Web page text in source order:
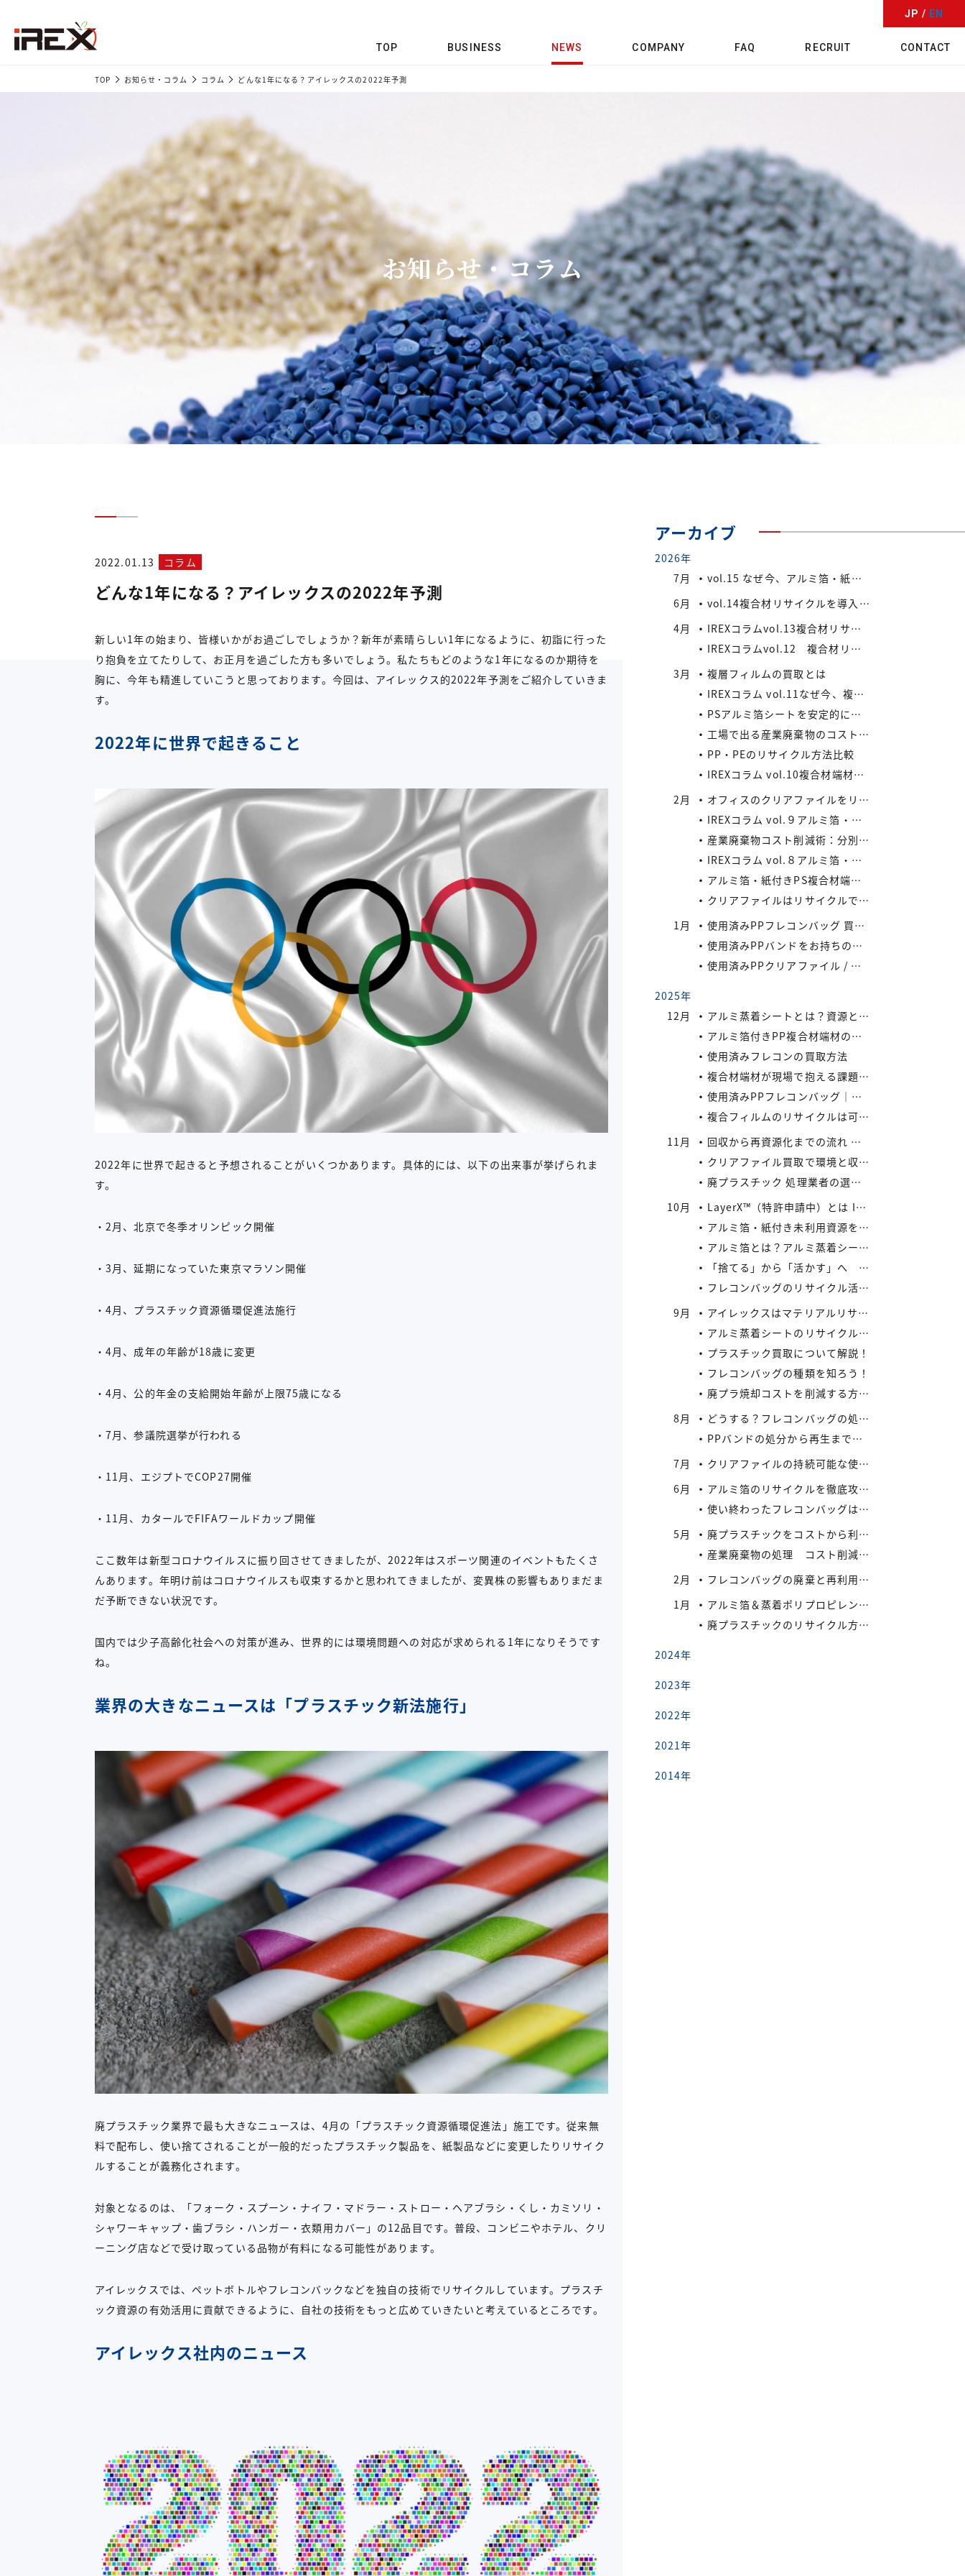
TOP BUSINESS NEWS COMPANY FAQ RECRUIT CONTACT
JP / EN
TOP お知らせ・コラム コラム どんな1年になる？アイレックスの2022年予測
お知らせ・コラム
2022.01.13 コラム
どんな1年になる？アイレックスの2022年予測
新しい1年の始まり、皆様いかがお過ごしでしょうか？新年が素晴らしい1年になるように、初詣に行った
り抱負を立てたりして、お正月を過ごした方も多いでしょう。私たちもどのような1年になるのか期待を
胸に、今年も精進していこうと思っております。今回は、アイレックス的2022年予測をご紹介していきま
す。
2022年に世界で起きること
2022年に世界で起きると予想されることがいくつかあります。具体的には、以下の出来事が挙げられま
す。
・2月、北京で冬季オリンピック開催
・3月、延期になっていた東京マラソン開催
・4月、プラスチック資源循環促進法施行
・4月、成年の年齢が18歳に変更
・4月、公的年金の支給開始年齢が上限75歳になる
・7月、参議院選挙が行われる
・11月、エジプトでCOP27開催
・11月、カタールでFIFAワールドカップ開催
ここ数年は新型コロナウイルスに振り回させてきましたが、2022年はスポーツ関連のイベントもたくさ
んあります。年明け前はコロナウイルスも収束するかと思われてきましたが、変異株の影響もありまだま
だ予断できない状況です。
国内では少子高齢化社会への対策が進み、世界的には環境問題への対応が求められる1年になりそうです
ね。
業界の大きなニュースは「プラスチック新法施行」
廃プラスチック業界で最も大きなニュースは、4月の「プラスチック資源循環促進法」施工です。従来無
料で配布し、使い捨てされることが一般的だったプラスチック製品を、紙製品などに変更したりリサイク
ルすることが義務化されます。
対象となるのは、「フォーク・スプーン・ナイフ・マドラー・ストロー・ヘアブラシ・くし・カミソリ・
シャワーキャップ・歯ブラシ・ハンガー・衣類用カバー」の12品目です。普段、コンビニやホテル、クリ
ーニング店などで受け取っている品物が有料になる可能性があります。
アイレックスでは、ペットボトルやフレコンバックなどを独自の技術でリサイクルしています。プラスチ
ック資源の有効活用に貢献できるように、自社の技術をもっと広めていきたいと考えているところです。
アイレックス社内のニュース
アーカイブ
2026年
7月
vol.15 なぜ今、アルミ箔・紙付きPS/PP複合材端材が注目されているのか
6月
vol.14複合材リサイクルを導入する際の検討ポイント
4月
IREXコラムvol.13複合材リサイクルにおける課題と今後の展望
IREXコラムvol.12 複合材リサイクルの将来性と市場拡大の可能性
3月
複層フィルムの買取とは
IREXコラム vol.11なぜ今、複合材リサイクルが注目されているのか
PSアルミ箔シートを安定的に処理したい業者様、当社が買い取ります！
工場で出る産業廃棄物のコスト削減法
PP・PEのリサイクル方法比較
IREXコラム vol.10複合材端材の安定供給がメーカーにもたらすメリット
2月
オフィスのクリアファイルをリサイクルしよう：コストと環境負荷を同時に減らす方法
IREXコラム vol.９アルミ箔・紙付きPS/PP複合材端材の回収スキームと全国対応体制
産業廃棄物コスト削減術：分別・リサイクル・資源化の徹底活用
IREXコラム vol.８アルミ箔・紙付きPS/PP複合材端材をより高く評価するために現場でできること
アルミ箔・紙付きPS複合材端材の評価ポイントIREXコラム vol.7
クリアファイルはリサイクルできる？
1月
使用済みPPフレコンバッグ 買取の流れと注意点
使用済みPPバンドをお持ちの業者様へ｜リサイクル・買取対応中
使用済みPPクリアファイル / 印刷等のある使用済みPPクリアファイルの再資源化とリサイクル方法
2025年
12月
アルミ蒸着シートとは？資源として有効活用しよう
アルミ箔付きPP複合材端材の保管・回収における実務上のポイントIREXコラム vol.6
使用済みフレコンの買取方法
複合材端材が現場で抱える課題IREXコラム vol.5
使用済みPPフレコンバッグ｜再利用でコスト削減と環境負荷軽減を実現
複合フィルムのリサイクルは可能か？
11月
回収から再資源化までの流れ ― アイレックスの一貫処理体制 IREXコラム vol.4
クリアファイル買取で環境と収益を同時にサポート！
廃プラスチック 処理業者の選び方
10月
LayerX™（特許申請中）とは IREXコラム vol.3
アルミ箔・紙付き未利用資源をどう活かすか? IREXコラム vol.2
アルミ箔とは？アルミ蒸着シートとの違いとリサイクルの取り組み
「捨てる」から「活かす」へ IREXコラム vol.1
フレコンバッグのリサイクル活用術：廃棄コストを減らす具体策とは
9月
アイレックスはマテリアルリサイクルの新たなビジネスに着手
アルミ蒸着シートのリサイクル方法と流れ
プラスチック買取について解説！
フレコンバッグの種類を知ろう！
廃プラ焼却コストを削減する方法：リサイクルとの比較で見えてくる最適解
8月
どうする？フレコンバッグの処分 vol.2 – 買取がエコにつながる
PPバンドの処分から再生まで：企業が実践できるコスト効率の高い手法
7月
クリアファイルの持続可能な使い方とリサイクル
6月
アルミ箔のリサイクルを徹底攻略：複合材でも再資源化できる最新手法とアイレックス株式会社の取り組み
使い終わったフレコンバッグは資産になる？買取サービスを活用したリサイクル戦略
5月
廃プラスチックをコストから利益へ：買取価格の仕組みと高値で売るコツ
産業廃棄物の処理 コスト削減と法令順守のポイント
2月
フレコンバッグの廃棄と再利用に関する法規制
1月
アルミ箔＆蒸着ポリプロピレンシート 高価買取実施中
廃プラスチックのリサイクル方法と再利用の流れ
2024年
2023年
2022年
2021年
2014年